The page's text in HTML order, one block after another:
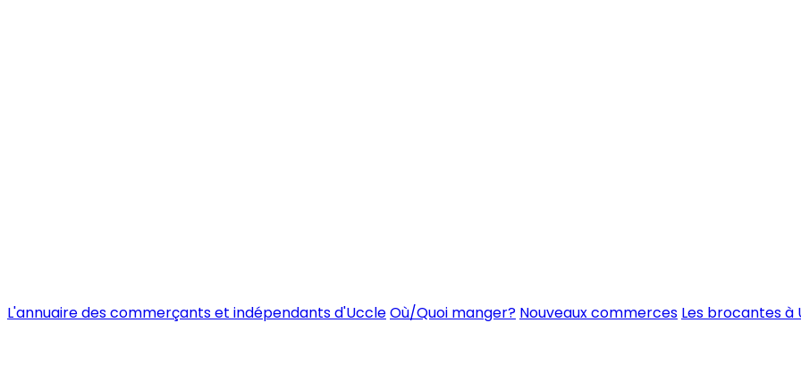
L'annuaire des commerçants et indépendants d'UccleOù/Quoi manger? Nouveaux commerces Les brocantes à